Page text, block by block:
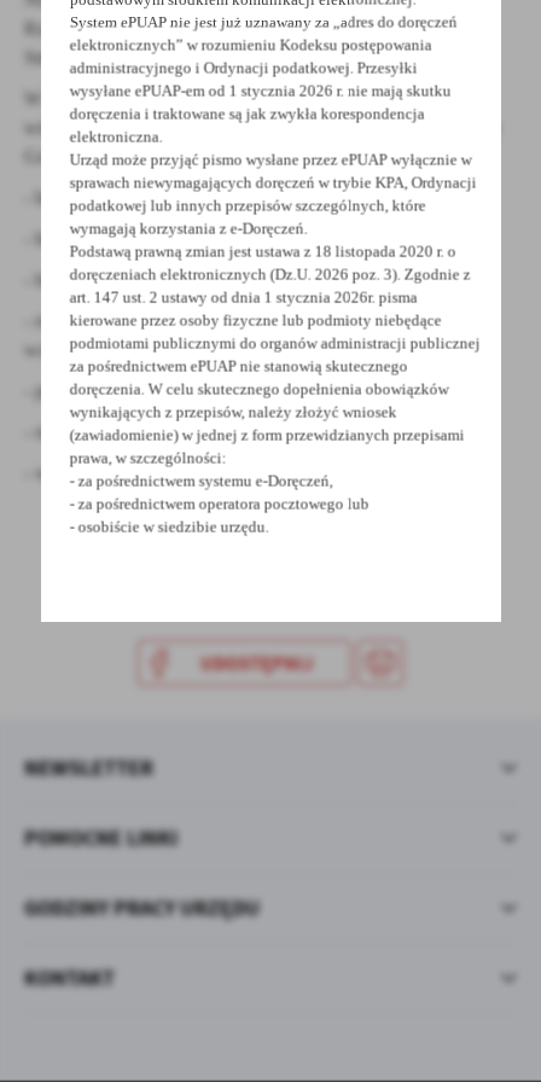
treści w postaci wiadomości, ofert, komunikatów mediów
społecznościowych.
Rządowego Funduszu Polski Ład: Program Inwestycji
Strategicznych – edycja 8.
W ramach zadania przewiduje się budowę boisk
wielofunkcyjnych na potrzeby Zespołu Szkół Technicznych w
Grodzisku Wlkp., zakłada się budowę:
- boiska wielofunkcyjnego do koszykówki i siatkówki;
- boiska wielofunkcyjnego do piłki ręcznej (i tenisa);
- bieżni okólnej 200m i bieżni prostej 100m
- rozbiegów do skoku w dal oraz trójskoku i zakola do skoku
wzwyż;
- pola rzutni pchnięcia kulą; -
- siłowni terenowej;
- widowni terenowej.
UDOSTĘPNIJ
POMOCNE LINKI
NEWSLETTER
GODZINY PRACY URZĘDU
KONTAKT
System ePUAP nie jest już uznawany za „adres do doręczeń
elektronicznych” w rozumieniu Kodeksu postępowania
administracyjnego i Ordynacji podatkowej. Przesyłki
wysyłane ePUAP-em od 1 stycznia 2026 r. nie mają skutku
doręczenia i traktowane są jak zwykła korespondencja
elektroniczna.
Urząd może przyjąć pismo wysłane przez ePUAP wyłącznie w
sprawach niewymagających doręczeń w trybie KPA, Ordynacji
podatkowej lub innych przepisów szczególnych, które
wymagają korzystania z e-Doręczeń.
Podstawą prawną zmian jest ustawa z 18 listopada 2020 r. o
doręczeniach elektronicznych (Dz.U. 2026 poz. 3). Zgodnie z
art. 147 ust. 2 ustawy od dnia 1 stycznia 2026r. pisma
kierowane przez osoby fizyczne lub podmioty niebędące
podmiotami publicznymi do organów administracji publicznej
za pośrednictwem ePUAP nie stanowią skutecznego
doręczenia. W celu skutecznego dopełnienia obowiązków
wynikających z przepisów, należy złożyć wniosek
(zawiadomienie) w jednej z form przewidzianych przepisami
prawa, w szczególności:
- za pośrednictwem systemu e-Doręczeń,
- za pośrednictwem operatora pocztowego lub
- osobiście w siedzibie urzędu.